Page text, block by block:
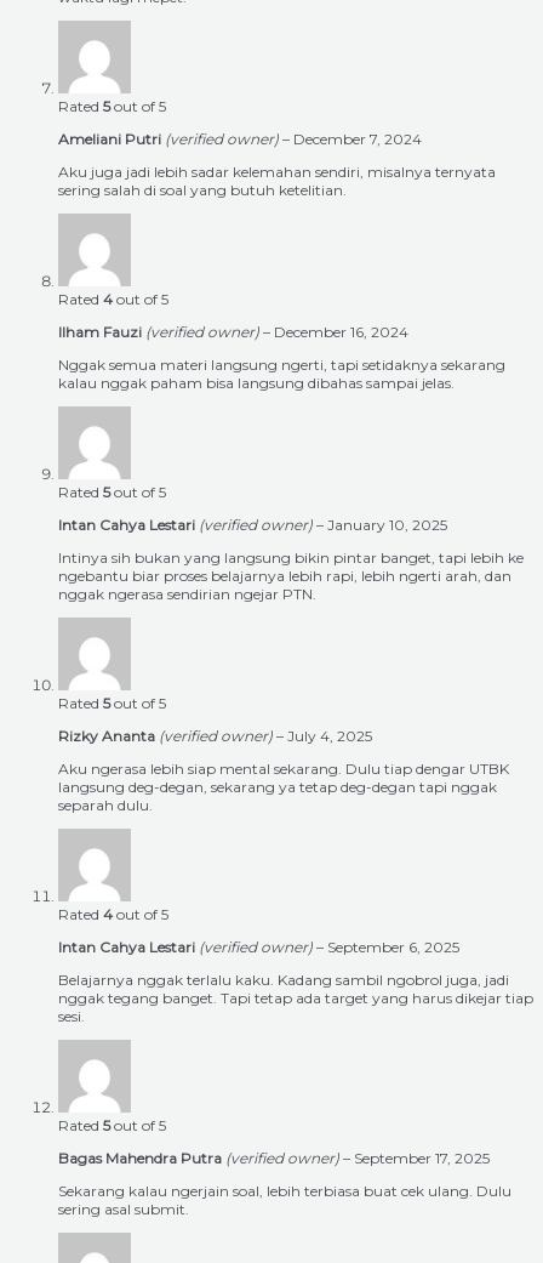
Rated 5out of 5
Ameliani Putri (verified owner) – December 7, 2024
Aku juga jadi lebih sadar kelemahan sendiri, misalnya ternyata
sering salah di soal yang butuh ketelitian.
Rated 4 out of 5
Ilham Fauzi (verified owner) – December 16, 2024
Nggak semua materi langsung ngerti, tapi setidaknya sekarang
kalau nggak paham bisa langsung dibahas sampai jelas.
Rated 5out of 5
Intan Cahya Lestari (verified owner) – January 10, 2025
Intinya sih bukan yang langsung bikin pintar banget, tapi lebih ke
ngebantu biar proses belajarnya lebih rapi, lebih ngerti arah, dan
nggak ngerasa sendirian ngejar PTN.
Rated 5out of 5
Rizky Ananta (verified owner) – July 4, 2025
Aku ngerasa lebih siap mental sekarang. Dulu tiap dengar UTBK
langsung deg-degan, sekarang ya tetap deg-degan tapi nggak
separah dulu.
Rated 4 out of 5
Intan Cahya Lestari (verified owner) – September 6, 2025
Belajarnya nggak terlalu kaku. Kadang sambil ngobrol juga, jadi
nggak tegang banget. Tapi tetap ada target yang harus dikejar tiap
sesi.
Rated 5out of 5
Bagas Mahendra Putra (verified owner) – September 17, 2025
Sekarang kalau ngerjain soal, lebih terbiasa buat cek ulang. Dulu
sering asal submit.